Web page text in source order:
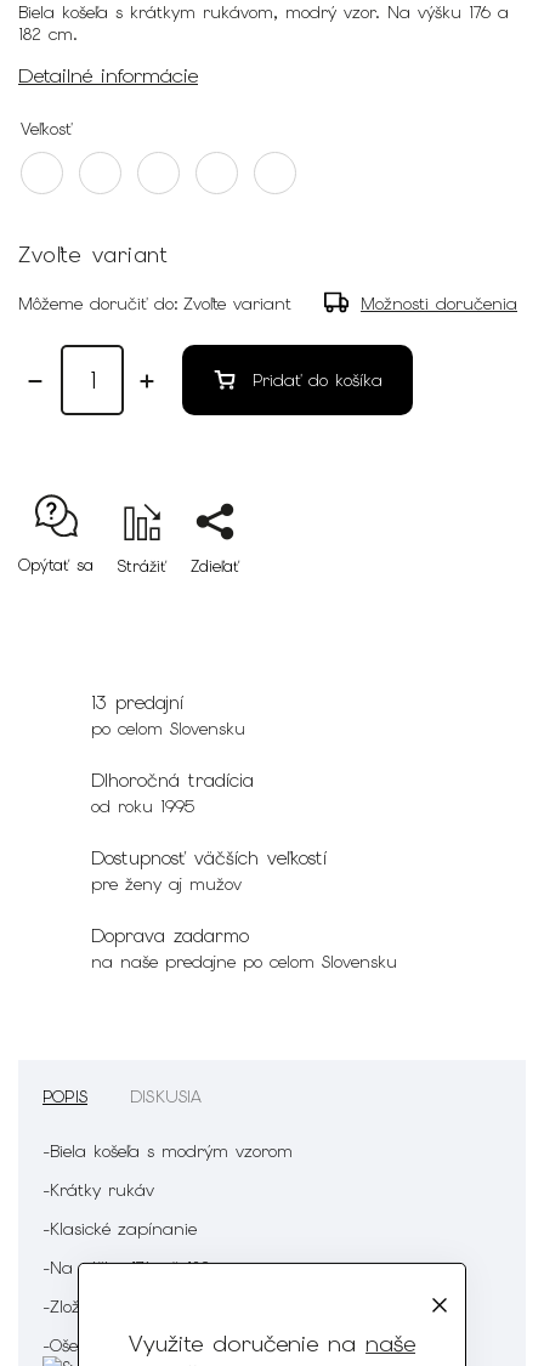
Využite doručenie na naše
Biela košeľa s krátkym rukávom, modrý vzor. Na výšku 176 a
182 cm.
Detailné informácie
Veľkosť
Zvoľte variant
Môžeme doručiť do: Zvoľte variant Možnosti doručenia
Pridať do košíka
Opýtať sa Strážiť Zdieľať
13 predajní
po celom Slovensku
Dlhoročná tradícia
od roku 1995
Dostupnosť väčších veľkostí
pre ženy aj mužov
Doprava zadarmo
na naše predajne po celom Slovensku
POPIS DISKUSIA
-Biela košeľa s modrým vzorom
-Krátky rukáv
-Klasické zapínanie
-Na výšku 176 až 182 cm
-Zloženie : 65% Bavlna 35% Polyester
-Ošetrenie :